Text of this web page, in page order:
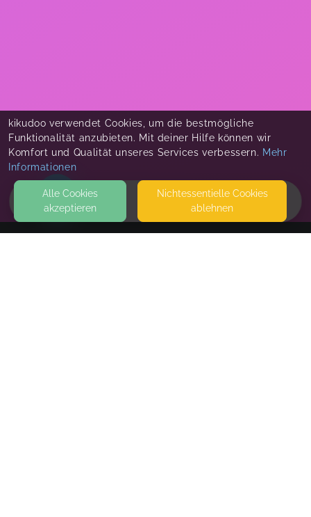
HOME
kikudoo verwendet Cookies, um die bestmögliche
Funktionalität anzubieten. Mit deiner Hilfe können wir
Komfort und Qualität unseres Services verbessern. Mehr
Informationen
Alle Cookies
akzeptieren
Nicht­essentielle Cookies
ablehnen